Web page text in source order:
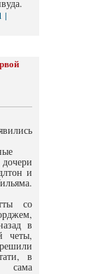
|
и
со
в
четы,
в
сама